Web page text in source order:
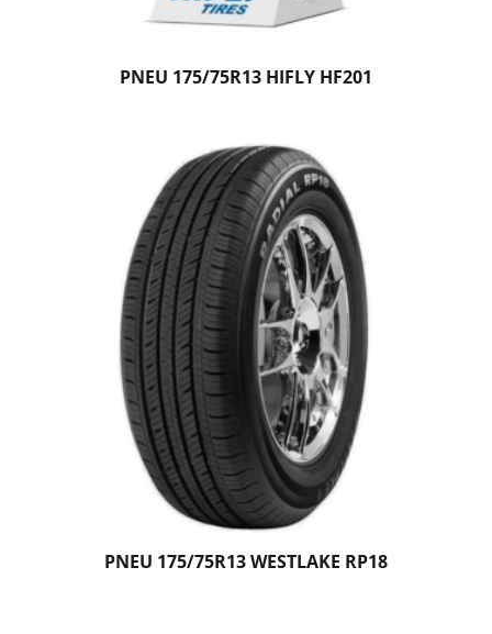
PNEU 175/75R13 HIFLY HF201
PNEU 175/75R13 WESTLAKE RP18